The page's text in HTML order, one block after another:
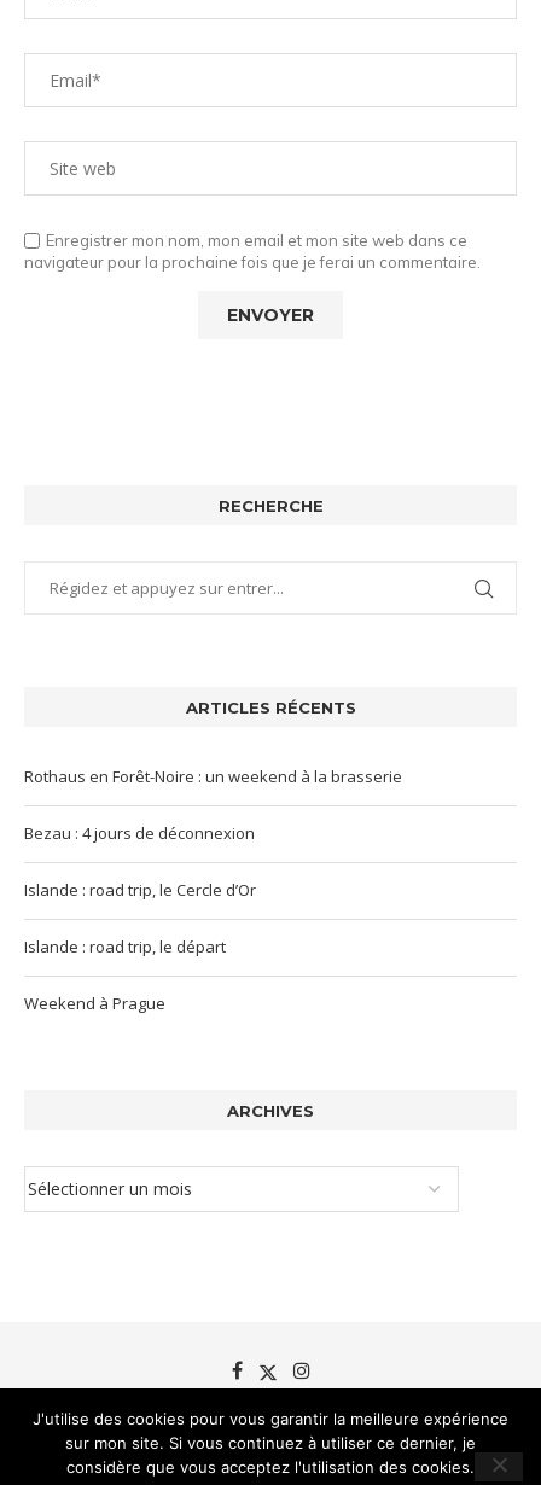
Enregistrer mon nom, mon email et mon site web dans ce
navigateur pour la prochaine fois que je ferai un commentaire.
RECHERCHE
ARTICLES RÉCENTS
Rothaus en Forêt-Noire : un weekend à la brasserie
Bezau : 4 jours de déconnexion
Islande : road trip, le Cercle d’Or
Islande : road trip, le départ
Weekend à Prague
ARCHIVES
©Brin de blé 2012-2026
J'utilise des cookies pour vous garantir la meilleure expérience
sur mon site. Si vous continuez à utiliser ce dernier, je
considère que vous acceptez l'utilisation des cookies.